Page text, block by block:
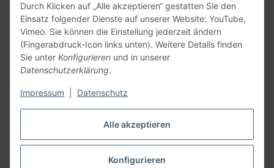
Alle akzeptieren
Konfigurieren
Durch Klicken auf „Alle akzeptieren“ gestatten Sie den
Einsatz folgender Dienste auf unserer Website: YouTube,
Vimeo. Sie können die Einstellung jederzeit ändern
(Fingerabdruck-Icon links unten). Weitere Details finden
Sie unter Konfigurieren und in unserer
Datenschutzerklärung.
Impressum Datenschutz
Allgemein
Teil unseres Netzwerks:
SmoliTec - Safety. Simplified. Worldwide. ( B2B Shop )
Vertrag widerrufen